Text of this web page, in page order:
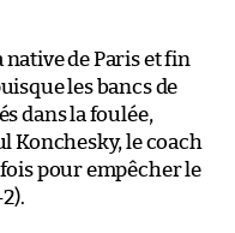
de Paris et fin
les bancs de
dans la foulée,
Konchesky, le coach
pour empêcher le